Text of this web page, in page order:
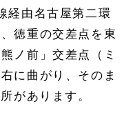
経由名古屋第二環
徳重の交差点を東
ノ前」交差点（ミ
に曲がり、そのま
があります。